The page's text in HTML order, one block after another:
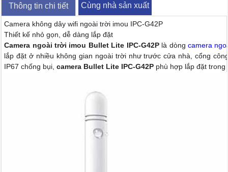
Thông tin chi tiết Cùng nhà sản xuất
Camera không dây wifi ngoài trời imou IPC-G42P
Thiết kế nhỏ gọn, dễ dàng lắp đặt
Camera ngoài trời imou Bullet Lite IPC-G42Plà dòng camera
lắp đặt ở nhiều không gian ngoài trời như trước cửa nhà, cổng
IP67 chống bụi,camera Bullet Lite IPC-G42P phù hợp lắp đặt